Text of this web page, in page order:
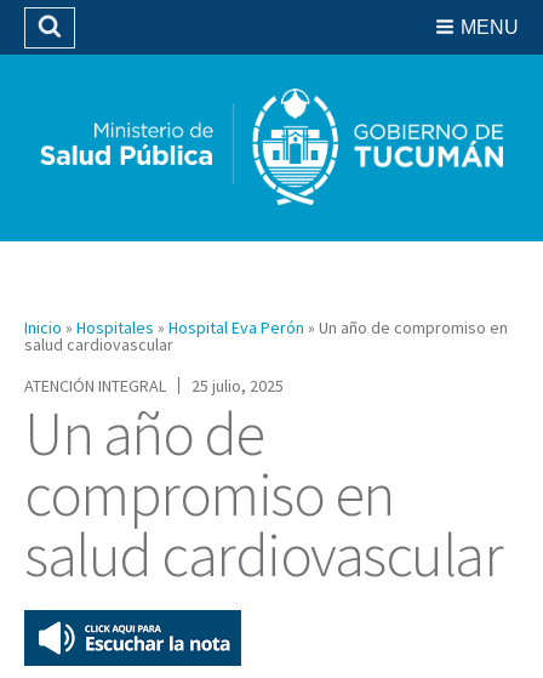
Biblioteca
MENU
Buscar
Inicio » Hospitales » Hospital Eva Perón » Un año de compromiso en
salud cardiovascular
ATENCIÓN INTEGRAL
25 julio, 2025
Un año de
compromiso en
salud cardiovascular